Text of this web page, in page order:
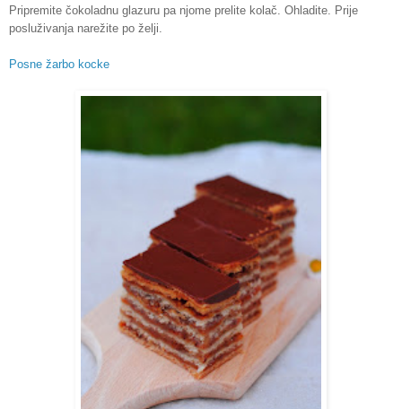
Pripremite čokoladnu glazuru pa njome prelite kolač. Ohladite. Prije
posluživanja narežite po želji.
Posne žarbo kocke